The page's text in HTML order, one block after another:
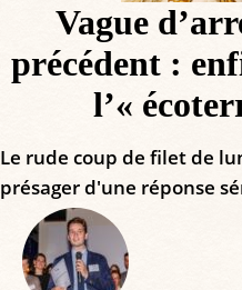
Vague
précédent :
l’«
Le rude coup de filet de
présager d'une réponse